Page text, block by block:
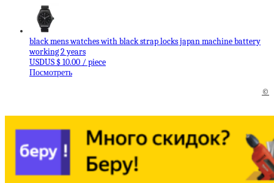
black mens watches with black strap locks japan machine battery
working 2 years
USDUS $ 10.00 / piece
Посмотреть
©